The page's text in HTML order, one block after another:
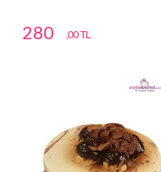
280 ,00 TL